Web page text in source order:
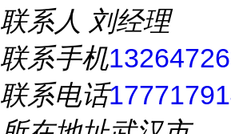
联系人 刘经理
联系手机
联系电话